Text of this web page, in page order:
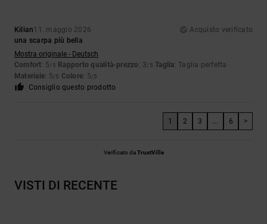
Kilian11. maggio 2026
Acquisto verificato
una scarpa più bella
Mostra originale - Deutsch
Comfort: 5/5 Rapporto qualità-prezzo : 3/5 Taglia: Taglia perfetta
Materiale: 5/5 Colore: 5/5
Consiglio questo prodotto
1 2 3 ... 6 >
Verificato daTrustVille
VISTI DI RECENTE